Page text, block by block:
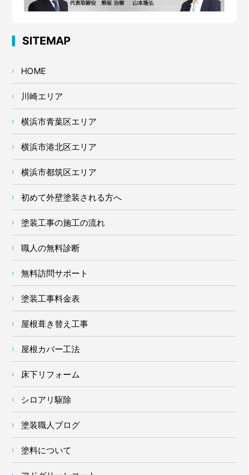
SITEMAP
HOME
川崎エリア
横浜市青葉区エリア
横浜市港北区エリア
横浜市都筑区エリア
初めて外壁塗装される方へ
塗装工事の施工の流れ
職人の無料診断
無料訪問サポート
塗装工事料金表
屋根葺き替え工事
屋根カバー工法
床下リフォーム
シロアリ駆除
塗装職人ブログ
塗料について